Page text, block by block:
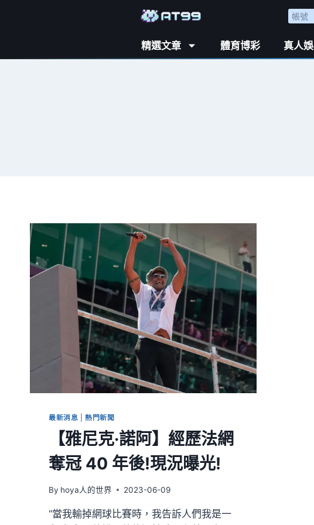
精選文章 體育博彩 真人
最新消息 |熱門新聞
【雅尼克·諾阿】經歷法網
奪冠 40 年後!現況曝光!
By hoya人的世界 2023-06-09
“當我輸掉網球比賽時，我告訴人們我是一